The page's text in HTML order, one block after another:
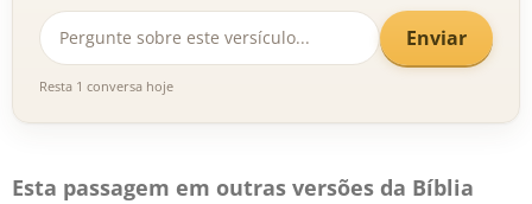
Enviar
Resta 1 conversa hoje
Esta passagem em outras versões da Bíblia